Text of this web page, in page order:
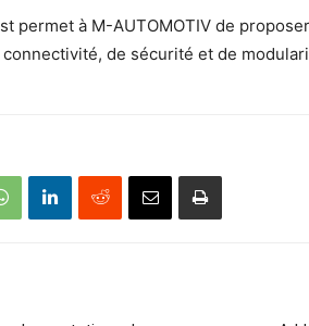
permet à M-AUTOMOTIV de
de sécurité et de